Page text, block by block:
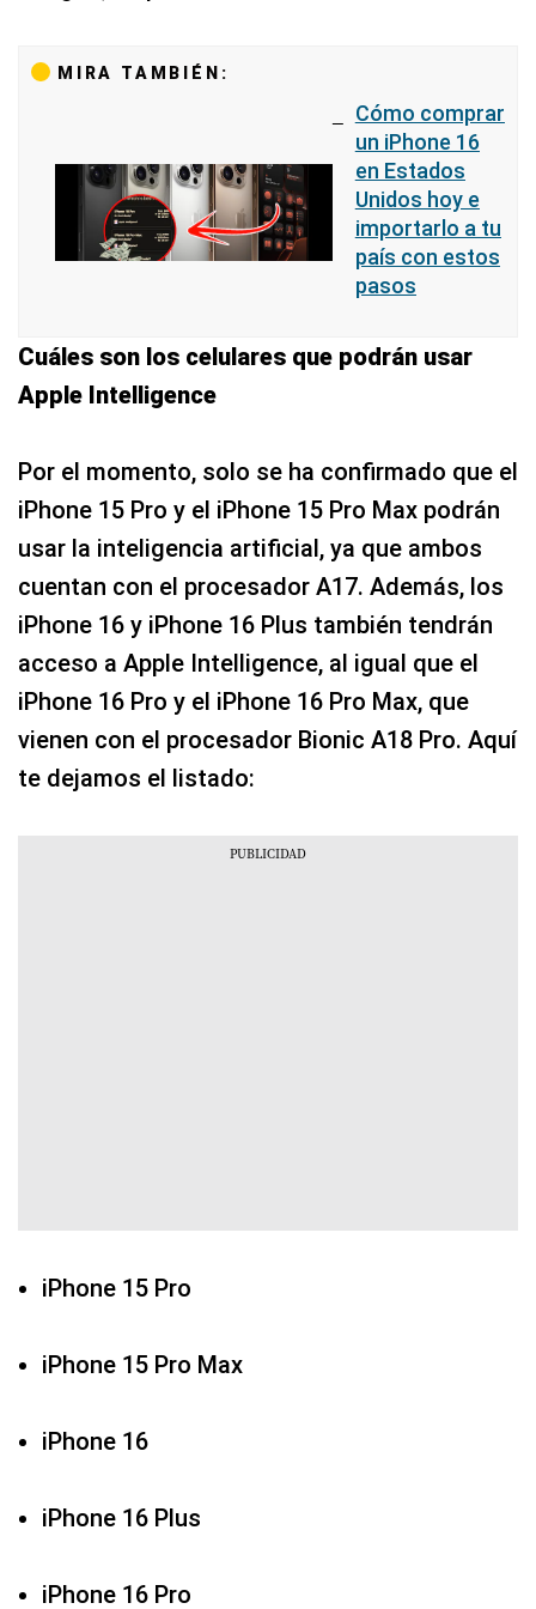
MIRA TAMBIÉN:
Cómo comprar
un iPhone 16
en Estados
Unidos hoy e
importarlo a tu
país con estos
pasos
Cuáles son los celulares que podrán usar
Apple Intelligence
Por el momento, solo se ha confirmado que el
iPhone 15 Pro y el iPhone 15 Pro Max podrán
usar la inteligencia artificial, ya que ambos
cuentan con el procesador A17. Además, los
iPhone 16 y iPhone 16 Plus también tendrán
acceso a Apple Intelligence, al igual que el
iPhone 16 Pro y el iPhone 16 Pro Max, que
vienen con el procesador Bionic A18 Pro. Aquí
te dejamos el listado:
iPhone 15 Pro
iPhone 15 Pro Max
iPhone 16
iPhone 16 Plus
iPhone 16 Pro